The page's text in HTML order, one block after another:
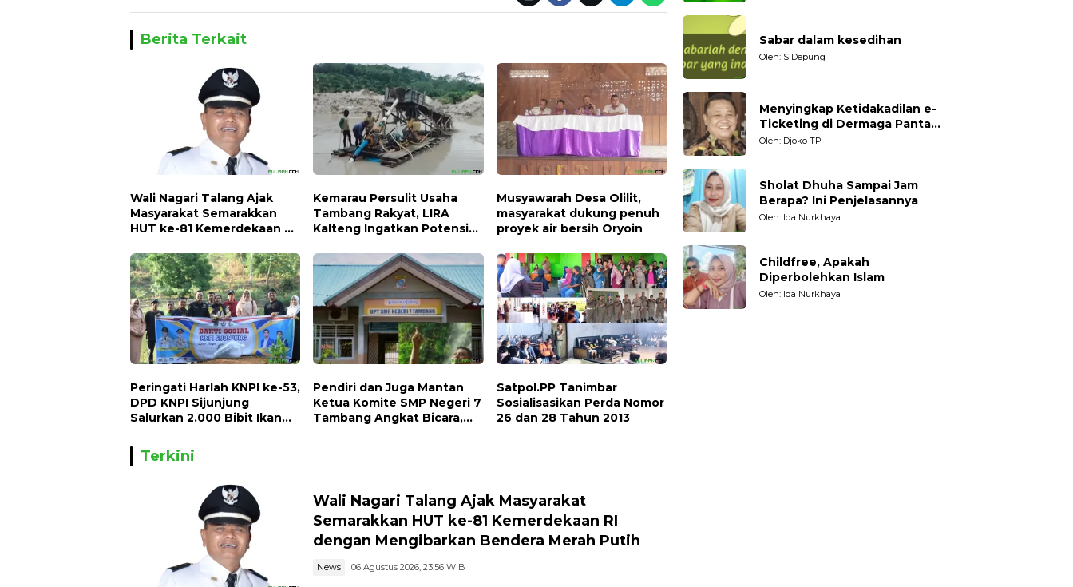
Berita Terkait
Wali Nagari Talang Ajak
Masyarakat Semarakkan
HUT ke-81 Kemerdekaan RI
Bendera Merah Putih
Kemarau Persulit Usaha
Tambang Rakyat, LIRA
Kalteng Ingatkan Potensi
Hidup
Musyawarah Desa Olilit,
masyarakat dukung penuh
proyek air bersih Oryoin
Peringati Harlah KNPI ke-53,
DPD KNPI Sijunjung
Salurkan 2.000 Bibit Ikan
Pendiri dan Juga Mantan
Ketua Komite SMP Negeri 7
Tambang Angkat Bicara,
Satpol.PP Tanimbar
Sosialisasikan Perda Nomor
26 dan 28 Tahun 2013
Terkini
Wali Nagari Talang Ajak Masyarakat
Semarakkan HUT ke-81 Kemerdekaan RI
dengan Mengibarkan Bendera Merah Putih
News 06 Agustus 2026, 23:56 WIB
Sabar dalam kesedihan
Oleh: S Depung
Menyingkap Ketidakadilan e-
Ticketing di Dermaga Pantai
Kartini Jepara, terhadap
Oleh: Djoko TP
Sholat Dhuha Sampai Jam
Berapa? Ini Penjelasannya
Oleh: Ida Nurkhaya
Childfree, Apakah
Diperbolehkan Islam
Oleh: Ida Nurkhaya